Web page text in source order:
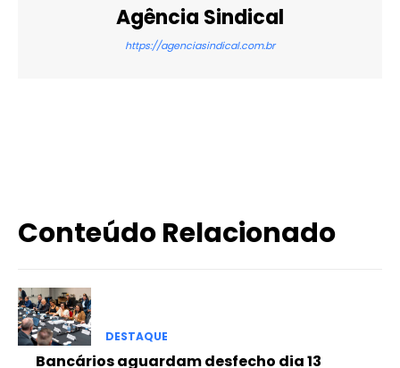
Agência Sindical
https://agenciasindical.com.br
Conteúdo Relacionado
DESTAQUE
Bancários aguardam desfecho dia 13